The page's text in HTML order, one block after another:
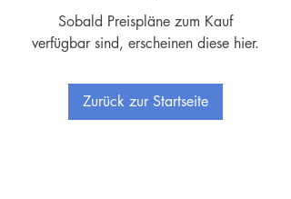
Sobald Preispläne zum Kauf
verfügbar sind, erscheinen diese hier.
Zurück zur Startseite